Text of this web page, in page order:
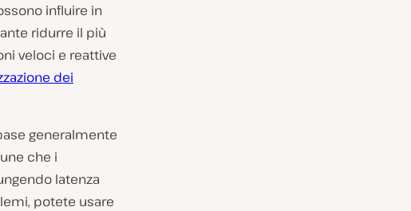
influire in
ridurre il più
veloci e reattive
dei
generalmente
che i
latenza
potete usare